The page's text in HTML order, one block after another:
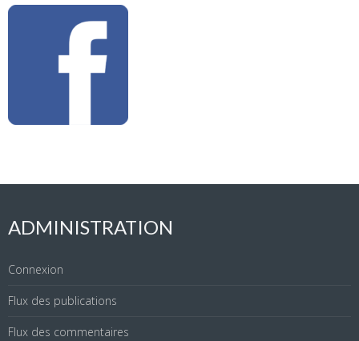
ADMINISTRATION
Connexion
Flux des publications
Flux des commentaires